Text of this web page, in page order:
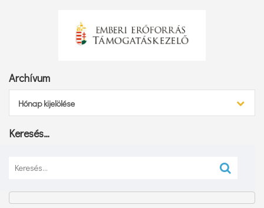
Archívum
Hónap kijelölése
Keresés…
Keresés: